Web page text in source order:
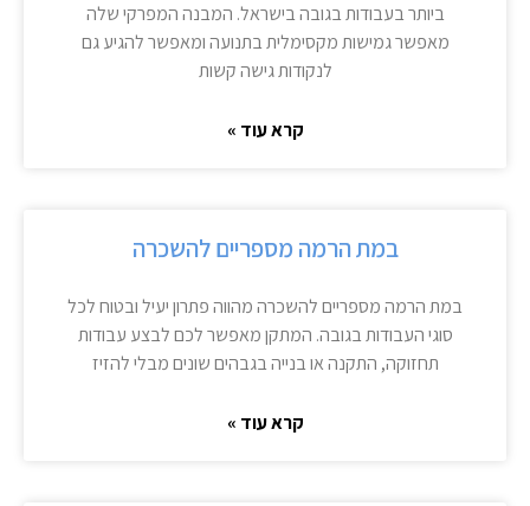
ביותר בעבודות בגובה בישראל. המבנה המפרקי שלה
מאפשר גמישות מקסימלית בתנועה ומאפשר להגיע גם
לנקודות גישה קשות
קרא עוד »
במת הרמה מספריים להשכרה
במת הרמה מספריים להשכרה מהווה פתרון יעיל ובטוח לכל
סוגי העבודות בגובה. המתקן מאפשר לכם לבצע עבודות
תחזוקה, התקנה או בנייה בגבהים שונים מבלי להזיז
קרא עוד »